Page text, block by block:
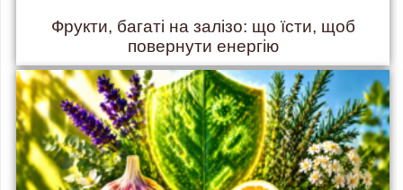
Фрукти, багаті на залізо: що їсти, щоб
повернути енергію